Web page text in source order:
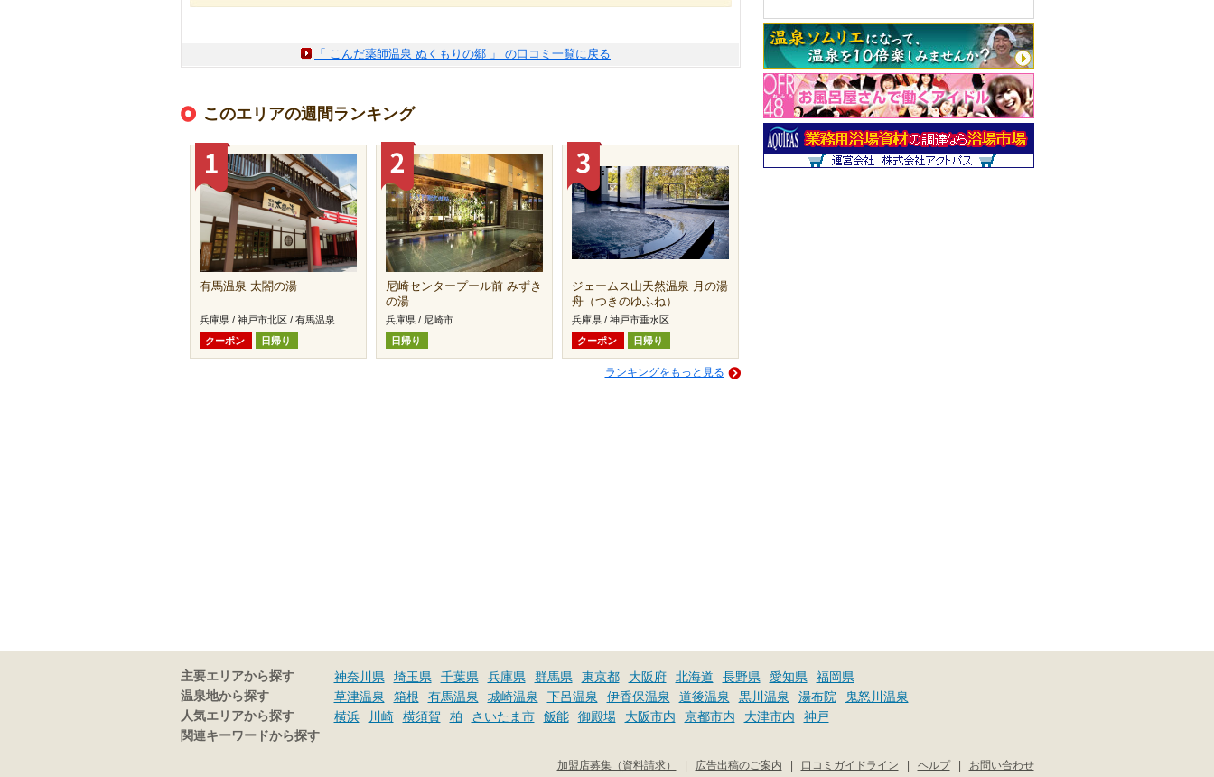
「 こんだ薬師温泉 ぬくもりの郷 」 の口コミ一覧に戻る
このエリアの週間ランキング
有馬温泉 太閤の湯
兵庫県 / 神戸市北区 / 有馬温泉
クーポン
日帰り
尼崎センタープール前 みずき
の湯
兵庫県 / 尼崎市
日帰り
ジェームス山天然温泉 月の湯
舟（つきのゆふね）
兵庫県 / 神戸市垂水区
クーポン
日帰り
ランキングをもっと見る
主要エリアから探す 神奈川県 埼玉県 千葉県 兵庫県 群馬県 東京都 大阪府 北海道 長野県 愛知県 福岡県
温泉地から探す 草津温泉 箱根 有馬温泉 城崎温泉 下呂温泉 伊香保温泉 道後温泉 黒川温泉 湯布院 鬼怒川温泉
人気エリアから探す 横浜 川崎 横須賀 柏 さいたま市 飯能 御殿場 大阪市内 京都市内 大津市内 神戸
関連キーワードから探す
お問い合わせ
|
ヘルプ
|
口コミガイドライン
|
広告出稿のご案内
|
加盟店募集（資料請求）